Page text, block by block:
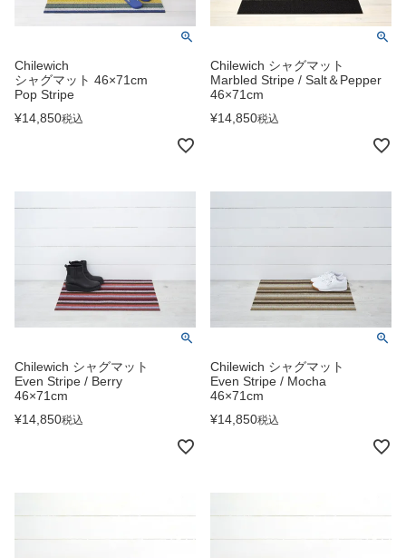
Chilewich
シャグマット 46×71cm
Pop Stripe
¥14,850税込
Chilewich シャグマット
Marbled Stripe / Salt＆Pepper
46×71cm
¥14,850税込
Chilewich シャグマット
Even Stripe / Berry
46×71cm
¥14,850税込
Chilewich シャグマット
Even Stripe / Mocha
46×71cm
¥14,850税込